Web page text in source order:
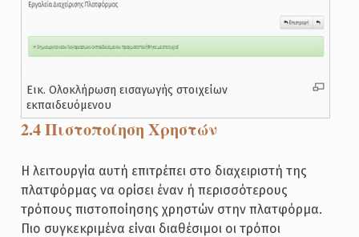
Εικ. Ολοκλήρωση εισαγωγής στοιχείων
εκπαιδευόμενου
2.4 Πιστοποίηση Χρηστών
Η λειτουργία αυτή επιτρέπει στο διαχειριστή της
πλατφόρμας να ορίσει έναν ή περισσότερους
τρόπους πιστοποίησης χρηστών στην πλατφόρμα.
Πιο συγκεκριμένα είναι διαθέσιμοι οι τρόποι